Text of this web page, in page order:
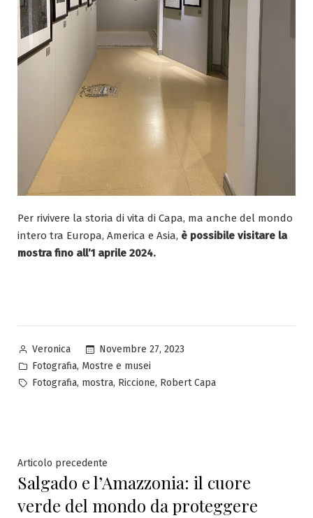
Per rivivere la storia di vita di Capa, ma anche del mondo
intero tra Europa, America e Asia, è possibile visitare la
mostra fino all’1 aprile 2024.
Pubblicato
da
Veronica
Novembre 27, 2023
Pubblicato
in
Fotografia, Mostre e musei
Tag:
Fotografia, mostra, Riccione, Robert Capa
Navigazione
articoli
Articolo precedente
precedente:
Salgado e l’Amazzonia: il cuore
verde del mondo da proteggere